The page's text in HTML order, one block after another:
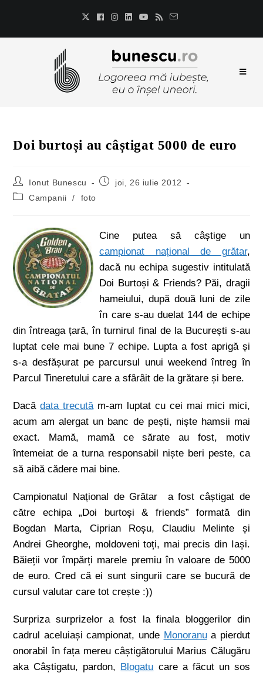
Doi burtoși au câștigat 5000 de euro
Ionut Bunescu
joi, 26 iulie 2012
Campanii
/ foto
Cine putea să câștige un
campionat național de grătar,
dacă nu echipa sugestiv intitulată
Doi Burtoși & Friends? Păi, dragii
hameiului, după două luni de zile
în care s-au duelat 144 de echipe
din întreaga țară, în turnirul final de la București s-au
luptat cele mai bune 7 echipe. Lupta a fost aprigă și
s-a desfășurat pe parcursul unui weekend întreg în
Parcul Tineretului care a sfârâit de la grătare și bere.
Dacădata trecutăm-am luptat cu cei mai mici mici,
acum am alergat un banc de pești, niște hamsii mai
exact. Mamă, mamă ce sărate au fost, motiv
întemeiat de a turna responsabil niște beri peste, ca
să aibă cădere mai bine.
Campionatul Național de Grătar a fost câștigat de
către echipa „Doi burtoși & friends” formată din
Bogdan Marta, Ciprian Roșu, Claudiu Melinte și
Andrei Gheorghe, moldoveni toți, mai precis din Iași.
Băieții vor împărți marele premiu în valoare de 5000
de euro. Cred că ei sunt singurii care se bucură de
cursul valutar care tot crește :))
Surpriza surprizelor a fost la finala bloggerilor din
cadrul aceluiași campionat, unde Monoranua pierdut
onorabil în fața mereu câștigătorului Marius Călugăru
aka Câștigatu, pardon, Blogatu care a făcut un sos